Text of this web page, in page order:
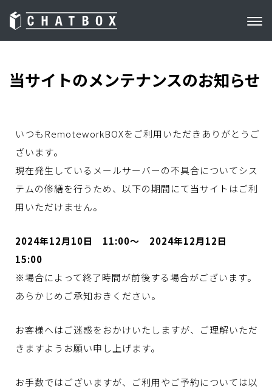
当サイトのメンテナンスのお知らせ
いつもRemoteworkBOXをご利用いただきありがとうご
ざいます。
現在発生しているメールサーバーの不具合についてシス
テムの修繕を行うため、以下の期間にて当サイトはご利
用いただけません。
2024年12月10日 11:00～ 2024年12月12日
15:00
※場合によって終了時間が前後する場合がございます。
あらかじめご承知おきください。
お客様へはご迷惑をおかけいたしますが、ご理解いただ
きますようお願い申し上げます。
お手数ではございますが、ご利用やご予約については以